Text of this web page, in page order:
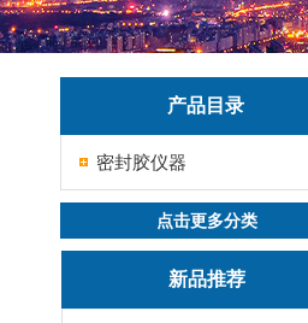
产品目录
密封胶仪器
点击更多分类
新品推荐